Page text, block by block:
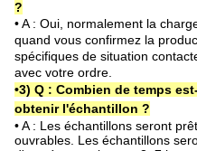
?
• A : Oui, normalement la
quand vous confirmez la
spécifiques de situation
avec votre ordre.
•3) Q : Combien de temps
obtenir l'échantillon ?
• A : Les échantillons seront
ouvrables. Les échantillons